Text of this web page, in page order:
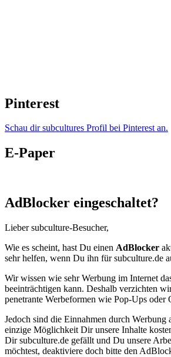
Pinterest
Schau dir subcultures Profil bei Pinterest an.
E-Paper
AdBlocker eingeschaltet?
Lieber subculture-Besucher,
Wie es scheint, hast Du einen AdBlocker
sehr helfen, wenn Du ihn für subculture.de
Wir wissen wie sehr Werbung im Internet
beeinträchtigen kann. Deshalb verzichten
penetrante Werbeformen wie Pop-Ups oder
Jedoch sind die Einnahmen durch Werbung
einzige Möglichkeit Dir unsere Inhalte
Dir subculture.de gefällt und Du unsere
möchtest, deaktiviere doch bitte den